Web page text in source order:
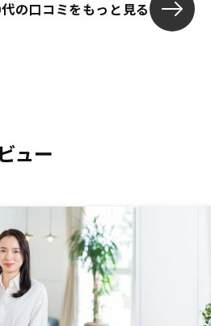
た検討が視野に入
の口コミをもっと見る
ュー